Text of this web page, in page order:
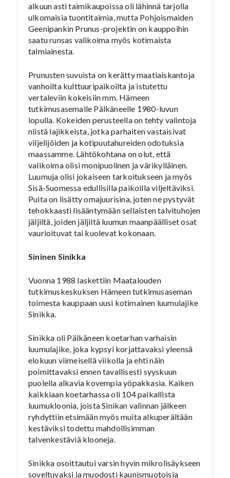
alkuun asti taimikaupoissa oli lähinnä tarjolla
ulkomaisia tuontitaimia, mutta Pohjoismaiden
Geenipankin Prunus-projektin on kauppoihin
saatu runsas valikoima myös kotimaista
taimiainesta.
Prunusten suvuista on kerätty maatiaiskantoja
vanhoilta kulttuuripaikoilta ja istutettu
vertaleviin kokeisiin mm. Hämeen
tutkimusasemalle Pälkäneelle 1980-luvun
lopulla. Kokeiden perusteella on tehty valintoja
niistä lajikkeista, jotka parhaiten vastaisivat
viljelijöiden ja kotipuutahureiden odotuksia
maassamme. Lähtökohtana on olut, että
valikoima olisi monipuolinen ja värikylläinen.
Luumuja olisi jokaiseen tarkoitukseen ja myös
Sisä-Suomessa edullisilla paikoilla viljeltäviksi.
Puita on lisätty omajuurisina, joten ne pystyvät
tehokkaasti lisääntymään sellaisten talvituhojen
jäljiltä, joiden jäljiltä luumun maanpäälliset osat
vaurioituvat tai kuolevat kokonaan.
Sininen Sinikka
Vuonna 1988 laskettiin Maatalouden
tutkimuskeskuksen Hämeen tutkimusaseman
toimesta kauppaan uusi kotimainen luumulajike
Sinikka.
Sinikka oli Pälkäneen koetarhan varhaisin
luumulajike, joka kypsyi korjattavaksi yleensä
elokuun viimeisellä viikolla ja ehti näin
poimittavaksi ennen tavallisesti syyskuun
puolella alkavia kovempia yöpakkasia. Kaiken
kaikkiaan koetarhassa oli 104 paikallista
luumukloonia, joista Sinikan valinnan jälkeen
ryhdyttiin etsimään myös muita alkuperältään
kestäviksi todettu mahdollisimman
talvenkestäviä klooneja.
Sinikka osoittautui varsin hyvin mikrolisäykseen
soveltuvaksi ja muodosti kaunismuotoisia